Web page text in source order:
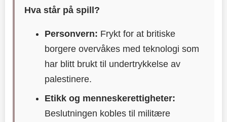
Hva står på spill?
Personvern: Frykt for at britiske
borgere overvåkes med teknologi som
har blitt brukt til undertrykkelse av
palestinere.
Etikk og menneskerettigheter:
Beslutningen kobles til militære